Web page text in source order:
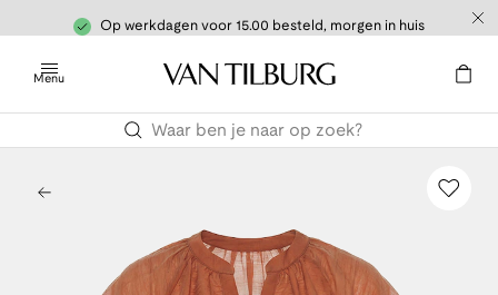
Op werkdagen voor 15.00 besteld, morgen in huis
Menu